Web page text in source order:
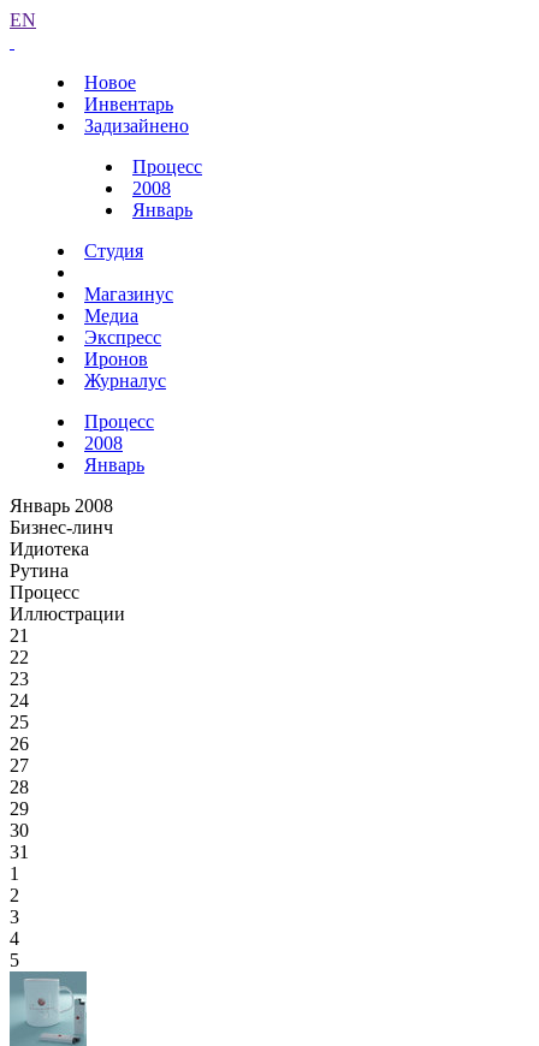
EN
Новое
Инвентарь
Задизайнено
Процесс
2008
Январь
Студия
Магазинус
Медиа
Экспресс
Иронов
Журналус
Процесс
2008
Январь
Январь 2008
Бизнес-линч
Идиотека
Рутина
Процесс
Иллюстрации
21
22
23
24
25
26
27
28
29
30
31
1
2
3
4
5